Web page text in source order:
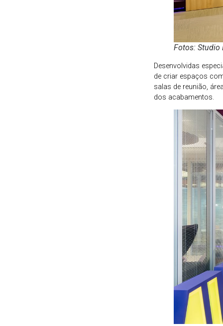
Fotos: Studio
Desenvolvidas
de criar espaços
salas de reunião,
dos acabamentos.